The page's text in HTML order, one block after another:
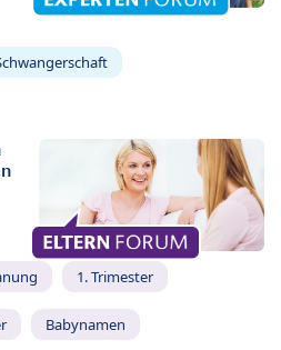
1. Trimester
Babynamen